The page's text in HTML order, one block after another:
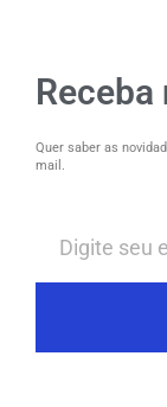
Quer saber as
mail.